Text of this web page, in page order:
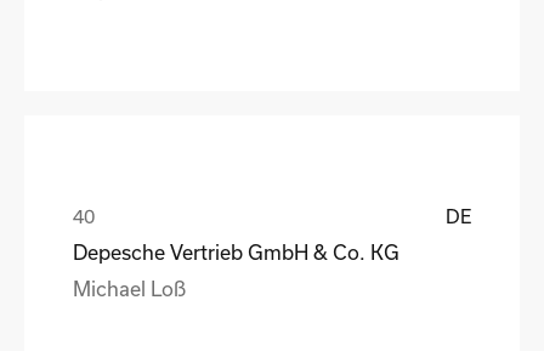
DE
Depesche Vertrieb GmbH & Co. KG
Michael Loß